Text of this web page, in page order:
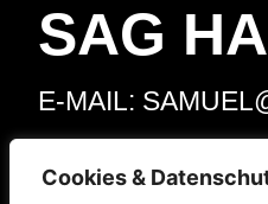
Cookies &
SAG
E-MAIL: